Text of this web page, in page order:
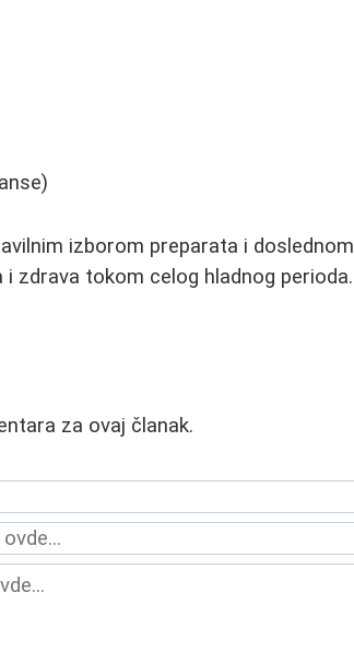
izborom preparata i doslednom
i zdrava tokom celog hladnog perioda.
za ovaj članak.